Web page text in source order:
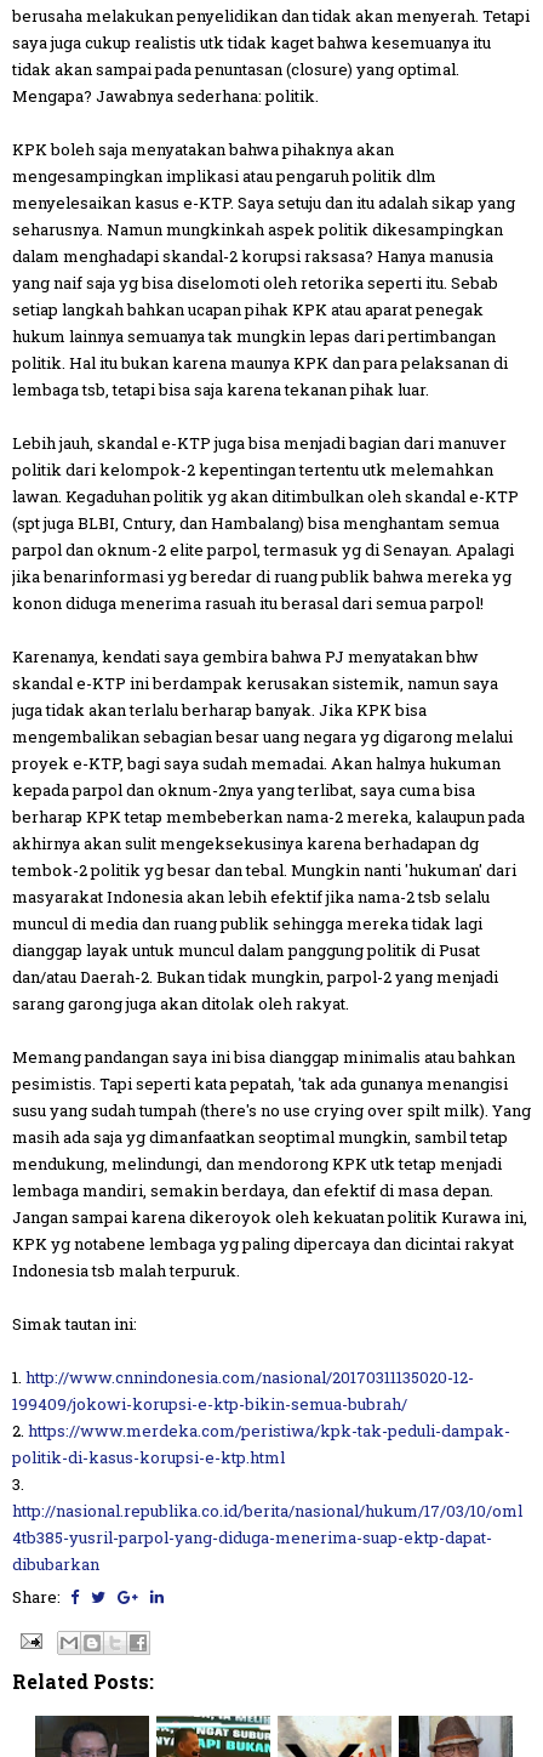
berusaha melakukan penyelidikan dan tidak akan menyerah. Tetapi
saya juga cukup realistis utk tidak kaget bahwa kesemuanya itu
tidak akan sampai pada penuntasan (closure) yang optimal.
Mengapa? Jawabnya sederhana: politik.
KPK boleh saja menyatakan bahwa pihaknya akan
mengesampingkan implikasi atau pengaruh politik dlm
menyelesaikan kasus e-KTP. Saya setuju dan itu adalah sikap yang
seharusnya. Namun mungkinkah aspek politik dikesampingkan
dalam menghadapi skandal-2 korupsi raksasa? Hanya manusia
yang naif saja yg bisa diselomoti oleh retorika seperti itu. Sebab
setiap langkah bahkan ucapan pihak KPK atau aparat penegak
hukum lainnya semuanya tak mungkin lepas dari pertimbangan
politik. Hal itu bukan karena maunya KPK dan para pelaksanan di
lembaga tsb, tetapi bisa saja karena tekanan pihak luar.
Lebih jauh, skandal e-KTP juga bisa menjadi bagian dari manuver
politik dari kelompok-2 kepentingan tertentu utk melemahkan
lawan. Kegaduhan politik yg akan ditimbulkan oleh skandal e-KTP
(spt juga BLBI, Cntury, dan Hambalang) bisa menghantam semua
parpol dan oknum-2 elite parpol, termasuk yg di Senayan. Apalagi
jika benarinformasi yg beredar di ruang publik bahwa mereka yg
konon diduga menerima rasuah itu berasal dari semua parpol!
Karenanya, kendati saya gembira bahwa PJ menyatakan bhw
skandal e-KTP ini berdampak kerusakan sistemik, namun saya
juga tidak akan terlalu berharap banyak. Jika KPK bisa
mengembalikan sebagian besar uang negara yg digarong melalui
proyek e-KTP, bagi saya sudah memadai. Akan halnya hukuman
kepada parpol dan oknum-2nya yang terlibat, saya cuma bisa
berharap KPK tetap membeberkan nama-2 mereka, kalaupun pada
akhirnya akan sulit mengeksekusinya karena berhadapan dg
tembok-2 politik yg besar dan tebal. Mungkin nanti 'hukuman' dari
masyarakat Indonesia akan lebih efektif jika nama-2 tsb selalu
muncul di media dan ruang publik sehingga mereka tidak lagi
dianggap layak untuk muncul dalam panggung politik di Pusat
dan/atau Daerah-2. Bukan tidak mungkin, parpol-2 yang menjadi
sarang garong juga akan ditolak oleh rakyat.
Memang pandangan saya ini bisa dianggap minimalis atau bahkan
pesimistis. Tapi seperti kata pepatah, 'tak ada gunanya menangisi
susu yang sudah tumpah (there's no use crying over spilt milk). Yang
masih ada saja yg dimanfaatkan seoptimal mungkin, sambil tetap
mendukung, melindungi, dan mendorong KPK utk tetap menjadi
lembaga mandiri, semakin berdaya, dan efektif di masa depan.
Jangan sampai karena dikeroyok oleh kekuatan politik Kurawa ini,
KPK yg notabene lembaga yg paling dipercaya dan dicintai rakyat
Indonesia tsb malah terpuruk.
Simak tautan ini:
1. http://www.cnnindonesia.com/nasional/20170311135020-12-
199409/jokowi-korupsi-e-ktp-bikin-semua-bubrah/
2. https://www.merdeka.com/peristiwa/kpk-tak-peduli-dampak-
politik-di-kasus-korupsi-e-ktp.html
3.
http://nasional.republika.co.id/berita/nasional/hukum/17/03/10/oml
4tb385-yusril-parpol-yang-diduga-menerima-suap-ektp-dapat-
dibubarkan
Share:
Related Posts: